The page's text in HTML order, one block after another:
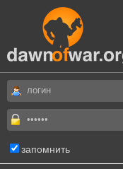
запомнить